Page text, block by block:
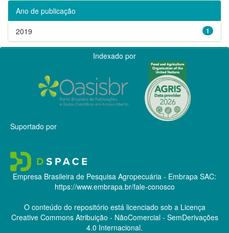
Ano de publicação
1
2019
Indexado por
Suportado por
Empresa Brasileira de Pesquisa Agropecuária - Embrapa SAC:
https://www.embrapa.br/fale-conosco
O conteúdo do repositório está licenciado sob a Licença
Creative CommonsAtribuição - NãoComercial - SemDerivações
4.0 Internacional.